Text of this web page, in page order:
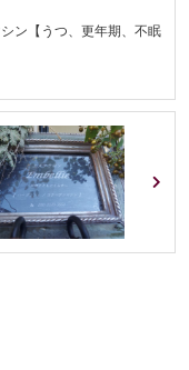
ン【うつ、更年期、不眠